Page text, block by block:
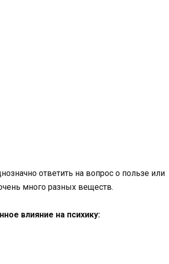
ответить на вопрос о пользе или
много разных веществ.
влияние на психику: